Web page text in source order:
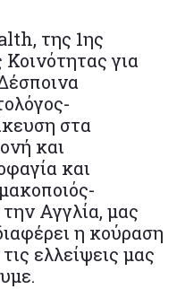
της 1ης
για
στα
και
και
Αγγλία, μας
η κούραση
ελλείψεις μας